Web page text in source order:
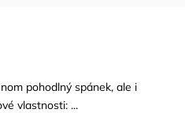
pohodlný spánek, ale i
vlastnosti: ...